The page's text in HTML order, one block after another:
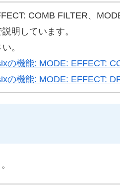
COMB FILTER、
明しています。
。
の機能: MODE: EFFECT:
の機能: MODE: EFFECT: